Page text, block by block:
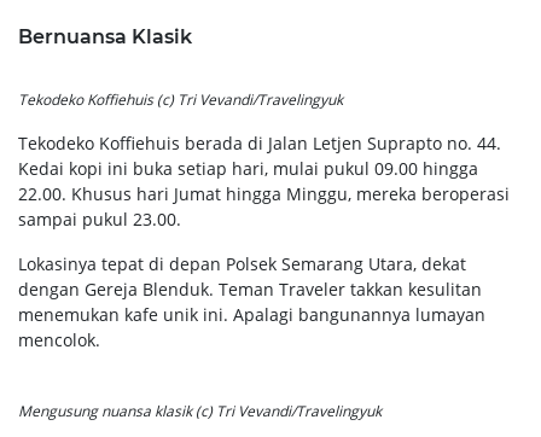
Bernuansa Klasik
Tekodeko Koffiehuis (c) Tri Vevandi/Travelingyuk
Tekodeko Koffiehuis berada di Jalan Letjen Suprapto no. 44.
Kedai kopi ini buka setiap hari, mulai pukul 09.00 hingga
22.00. Khusus hari Jumat hingga Minggu, mereka beroperasi
sampai pukul 23.00.
Lokasinya tepat di depan Polsek Semarang Utara, dekat
dengan Gereja Blenduk. Teman Traveler takkan kesulitan
menemukan kafe unik ini. Apalagi bangunannya lumayan
mencolok.
Mengusung nuansa klasik (c) Tri Vevandi/Travelingyuk